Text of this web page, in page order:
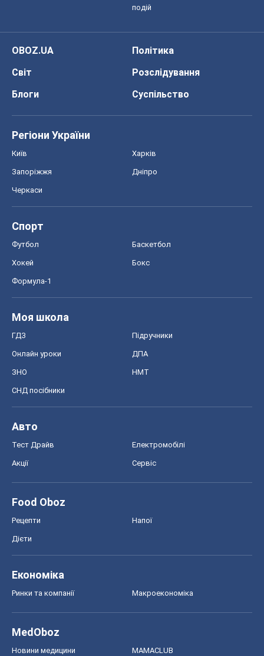
подій
OBOZ.UA
Політика
Світ
Розслідування
Блоги
Суспільство
Регіони України
Київ Харків
Запоріжжя Дніпро
Черкаси
Спорт
Футбол Баскетбол
Хокей Бокс
Формула-1
Моя школа
ГДЗ Підручники
Онлайн уроки ДПА
ЗНО НМТ
СНД посібники
Авто
Тест Драйв Електромобілі
Акції Сервіс
Food Oboz
Рецепти Напої
Дієти
Економіка
Ринки та компанії Макроекономіка
MedOboz
Новини медицини MAMACLUB